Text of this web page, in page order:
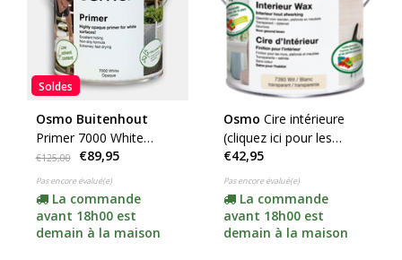
Soldes
Osmo Buitenhout
Primer 7000 White
(cliquez pour le contenu)
€125,00 €89,95
Pas encore évalué(e)
La commande
avant 18h00 est
demain à la maison
Osmo Cire intérieure
(cliquez ici pour les
couleurs)
€42,95
Pas encore évalué(e)
La commande
avant 18h00 est
demain à la maison